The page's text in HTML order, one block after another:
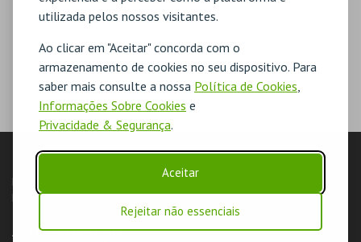
utilizada pelos nossos visitantes.
Ao clicar em "Aceitar" concorda com o
armazenamento de cookies no seu dispositivo. Para
saber mais consulte a nossa Política de Cookies,
Informações Sobre Cookies e
Privacidade & Segurança.
Aceitar
Rejeitar não essenciais
LOJA
Pesquisar Carrinho de compras Eventos
Livro de Reclamações
AUTENTICAÇÃO